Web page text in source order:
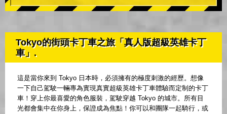
Tokyo的街頭卡丁車之旅「真人版超級英雄卡丁
車」.
這是當你來到 Tokyo 日本時，必須擁有的極度刺激的經歷。想像
一下自己駕駛一輛專為實現真實超級英雄卡丁車體驗而定制的卡丁
車！穿上你最喜愛的角色服裝，駕駛穿越 Tokyo 的城市。所有目
光都會集中在你身上，保證成為焦點！你可以和團隊一起騎行，或